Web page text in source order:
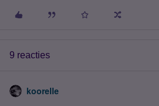
9 reacties
koorelle